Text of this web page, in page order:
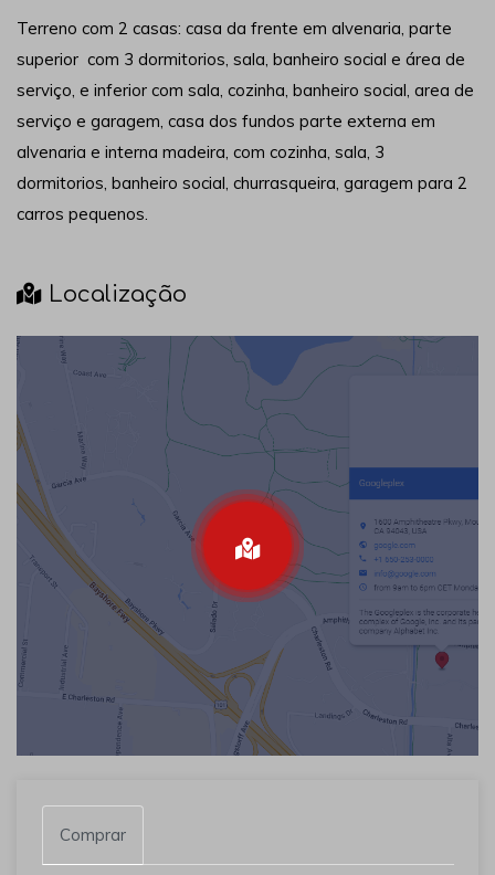
Terreno com 2 casas: casa da frente em alvenaria, parte
superior com 3 dormitorios, sala, banheiro social e área de
serviço, e inferior com sala, cozinha, banheiro social, area de
serviço e garagem, casa dos fundos parte externa em
alvenaria e interna madeira, com cozinha, sala, 3
dormitorios, banheiro social, churrasqueira, garagem para 2
carros pequenos.
Localização
Comprar